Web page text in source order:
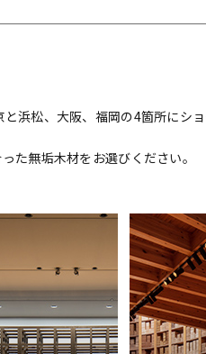
浜松、大阪、福岡の4箇所にシ
た無垢木材をお選びください。